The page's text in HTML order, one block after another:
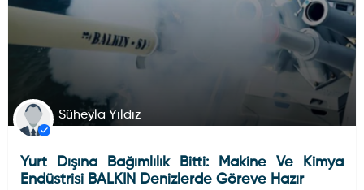
Süheyla Yıldız
Yurt Dışına Bağımlılık Bitti: Makine Ve Kimya
Endüstrisi BALKIN Denizlerde Göreve Hazır